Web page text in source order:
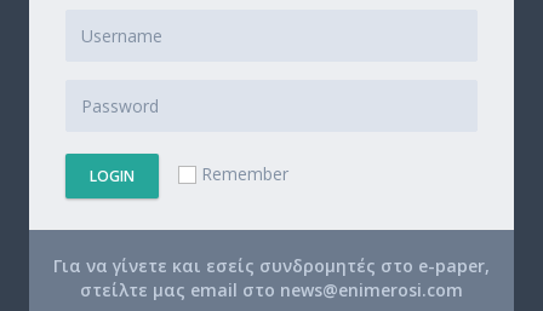
LOGIN Remember
Για να γίνετε και εσείς συνδρομητές στο e-paper,
στείλτε μας email στο news@enimerosi.com